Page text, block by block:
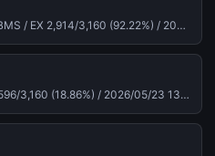
/ EX 2,914/3,160 (92.22%) / 2026/05/23 13:52
3,160 (18.86%) / 2026/05/23 13:44